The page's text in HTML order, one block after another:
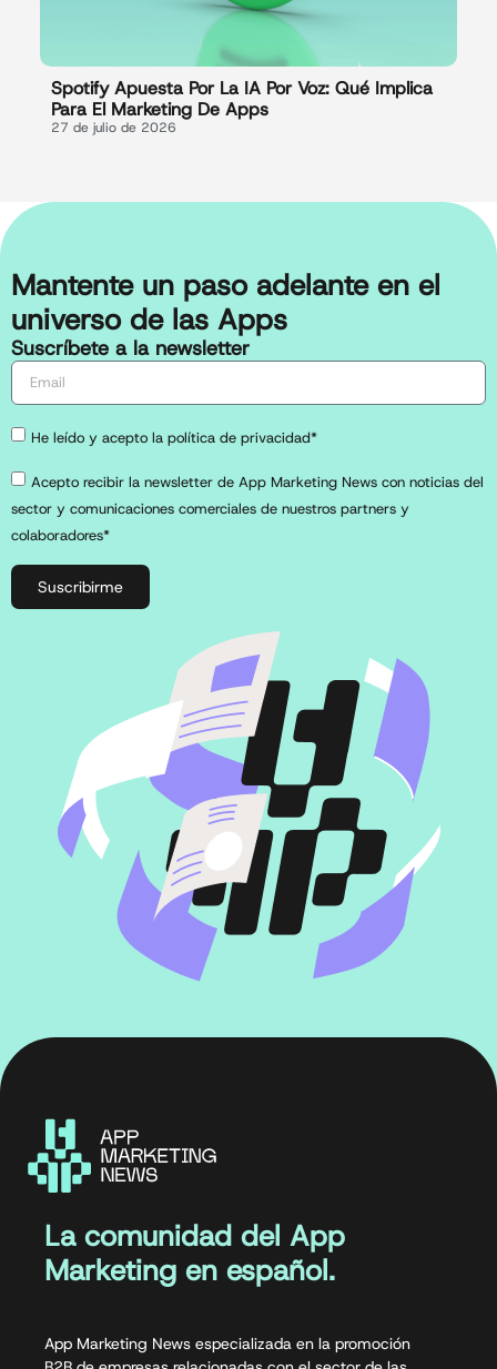
Spotify Apuesta Por La IA Por Voz: Qué Implica
Para El Marketing De Apps
27 de julio de 2026
Mantente un paso adelante en el
universo de las Apps
Suscríbete a la newsletter
He leído y acepto la política de privacidad*
Acepto recibir la newsletter de App Marketing News con noticias del
sector y comunicaciones comerciales de nuestros partners y
colaboradores*
Suscribirme
La comunidad del App
Marketing en español.
App Marketing News especializada en la promoción